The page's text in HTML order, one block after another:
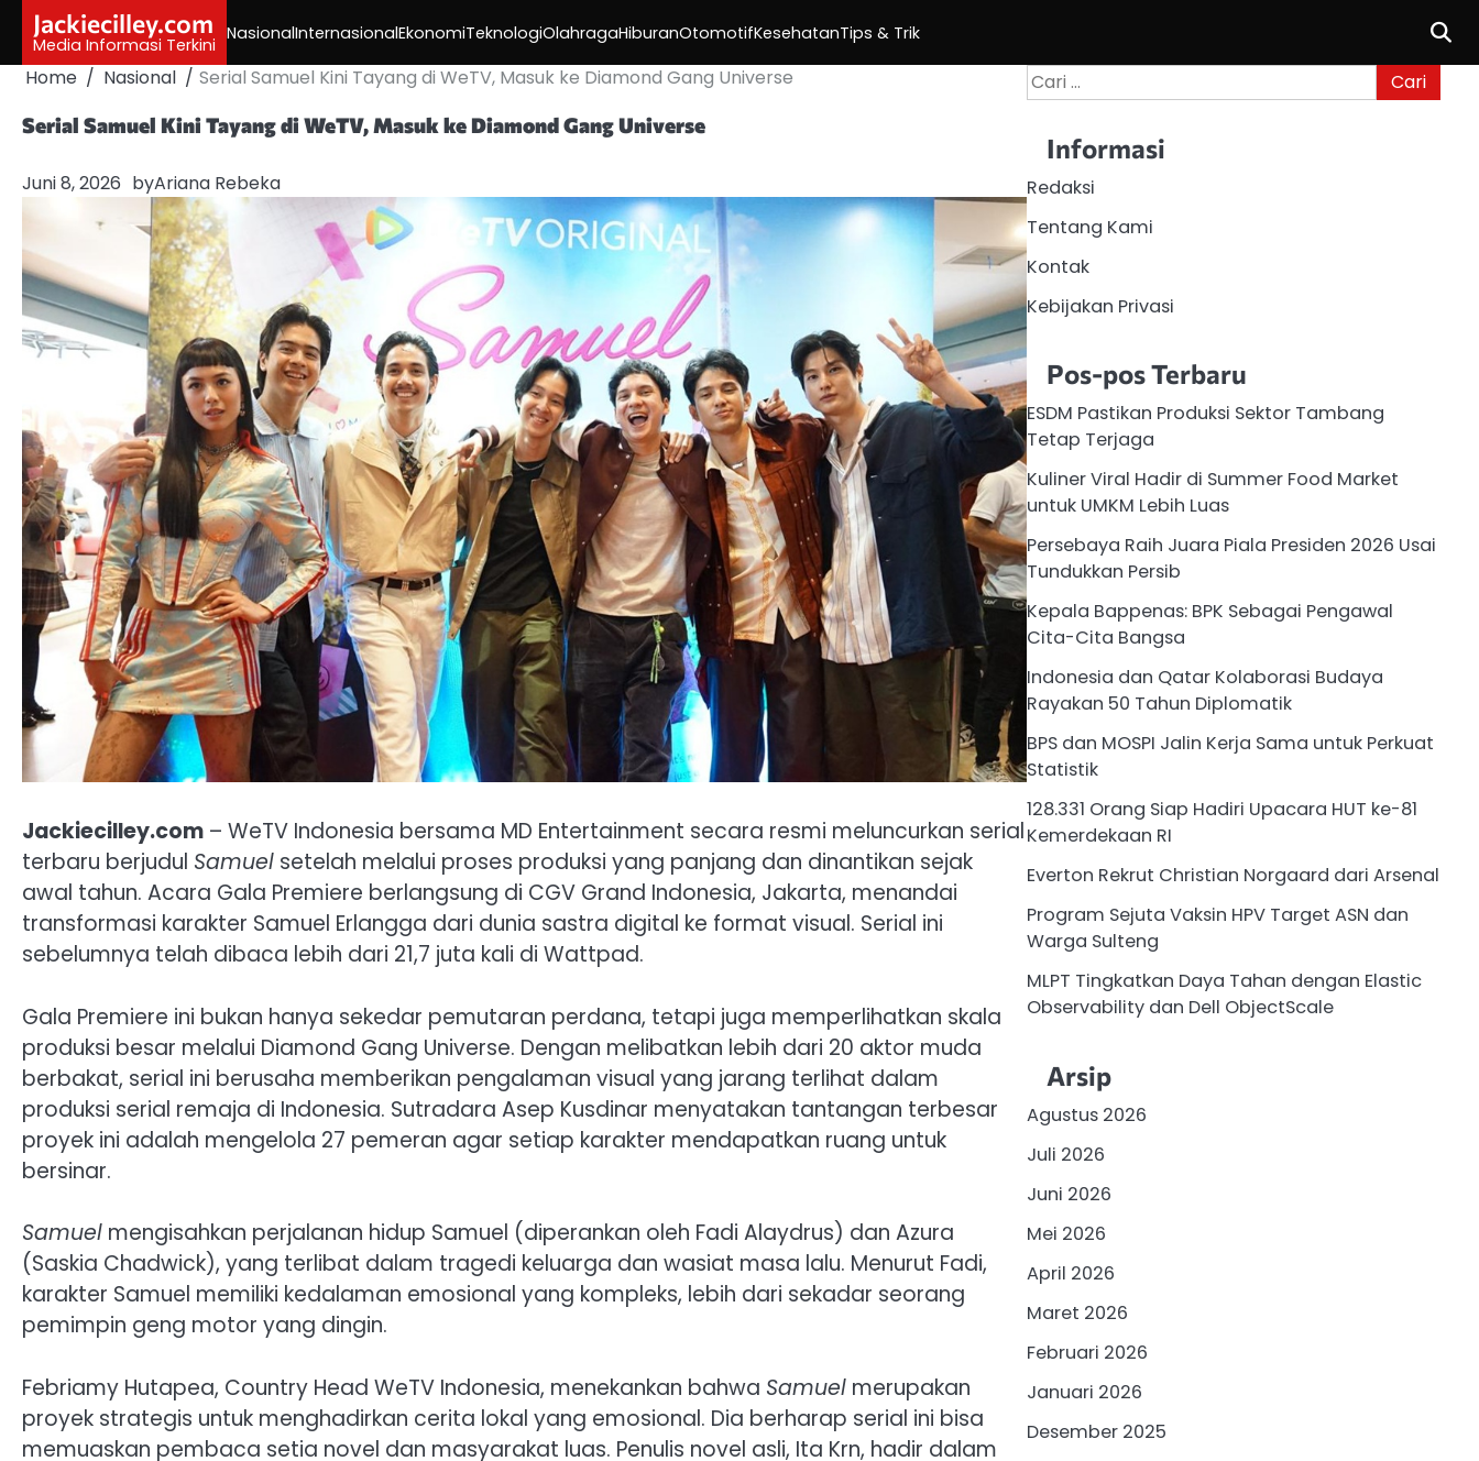
content
Jackiecilley.com
Media Informasi Terkini
NasionalInternasionalEkonomiTeknologiOlahragaHiburanOtomotifKesehatanTips & Trik
Home Nasional
Serial Samuel Kini Tayang di WeTV, Masuk ke Diamond Gang Universe
Serial Samuel Kini Tayang di WeTV, Masuk ke Diamond Gang Universe
Juni 8, 2026 byAriana Rebeka
Jackiecilley.com – WeTV Indonesia bersama MD Entertainment secara resmi meluncurkan serial
terbaru berjudul Samuel setelah melalui proses produksi yang panjang dan dinantikan sejak
awal tahun. Acara Gala Premiere berlangsung di CGV Grand Indonesia, Jakarta, menandai
transformasi karakter Samuel Erlangga dari dunia sastra digital ke format visual. Serial ini
sebelumnya telah dibaca lebih dari 21,7 juta kali di Wattpad.
Gala Premiere ini bukan hanya sekedar pemutaran perdana, tetapi juga memperlihatkan skala
produksi besar melalui Diamond Gang Universe. Dengan melibatkan lebih dari 20 aktor muda
berbakat, serial ini berusaha memberikan pengalaman visual yang jarang terlihat dalam
produksi serial remaja di Indonesia. Sutradara Asep Kusdinar menyatakan tantangan terbesar
proyek ini adalah mengelola 27 pemeran agar setiap karakter mendapatkan ruang untuk
bersinar.
Samuel mengisahkan perjalanan hidup Samuel (diperankan oleh Fadi Alaydrus) dan Azura
(Saskia Chadwick), yang terlibat dalam tragedi keluarga dan wasiat masa lalu. Menurut Fadi,
karakter Samuel memiliki kedalaman emosional yang kompleks, lebih dari sekadar seorang
pemimpin geng motor yang dingin.
Febriamy Hutapea, Country Head WeTV Indonesia, menekankan bahwa Samuel merupakan
proyek strategis untuk menghadirkan cerita lokal yang emosional. Dia berharap serial ini bisa
memuaskan pembaca setia novel dan masyarakat luas. Penulis novel asli, Ita Krn, hadir dalam
Cari
untuk:
Informasi
Redaksi
Tentang Kami
Kontak
Kebijakan Privasi
Pos-pos Terbaru
ESDM Pastikan Produksi Sektor Tambang
Tetap Terjaga
Kuliner Viral Hadir di Summer Food Market
untuk UMKM Lebih Luas
Persebaya Raih Juara Piala Presiden 2026 Usai
Tundukkan Persib
Kepala Bappenas: BPK Sebagai Pengawal
Cita-Cita Bangsa
Indonesia dan Qatar Kolaborasi Budaya
Rayakan 50 Tahun Diplomatik
BPS dan MOSPI Jalin Kerja Sama untuk Perkuat
Statistik
128.331 Orang Siap Hadiri Upacara HUT ke-81
Kemerdekaan RI
Everton Rekrut Christian Norgaard dari Arsenal
Program Sejuta Vaksin HPV Target ASN dan
Warga Sulteng
MLPT Tingkatkan Daya Tahan dengan Elastic
Observability dan Dell ObjectScale
Arsip
Agustus 2026
Juli 2026
Juni 2026
Mei 2026
April 2026
Maret 2026
Februari 2026
Januari 2026
Desember 2025